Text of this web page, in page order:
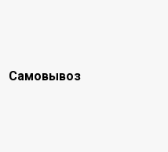
Самовывоз